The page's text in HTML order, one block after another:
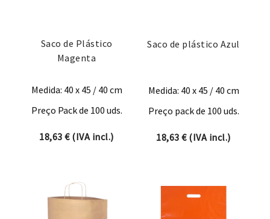
Saco de Plástico
Magenta
Medida: 40 x 45 / 40 cm
Preço Pack de 100 uds.
18,63€(IVA incl.)
Saco de plástico Azul
Medida: 40 x 45 / 40 cm
Preço pack de 100 uds.
18,63€(IVA incl.)